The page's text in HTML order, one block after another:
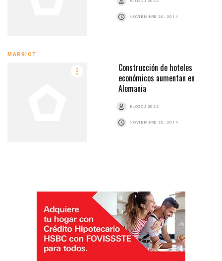
NOVIEMBRE 20, 2014
MARRIOT
Construcción de hoteles
económicos aumentan en
Alemania
BLOGCU 2022
NOVIEMBRE 20, 2014